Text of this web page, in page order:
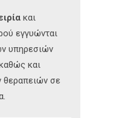
και
εγγυώνται
υπηρεσιών
και
σε